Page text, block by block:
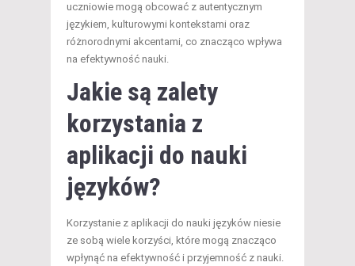
uczniowie mogą obcować z autentycznym
językiem, kulturowymi kontekstami oraz
różnorodnymi akcentami, co znacząco wpływa
na efektywność nauki.
Jakie są zalety
korzystania z
aplikacji do nauki
języków?
Korzystanie z aplikacji do nauki języków niesie
ze sobą wiele korzyści, które mogą znacząco
wpłynąć na efektywność i przyjemność z nauki.